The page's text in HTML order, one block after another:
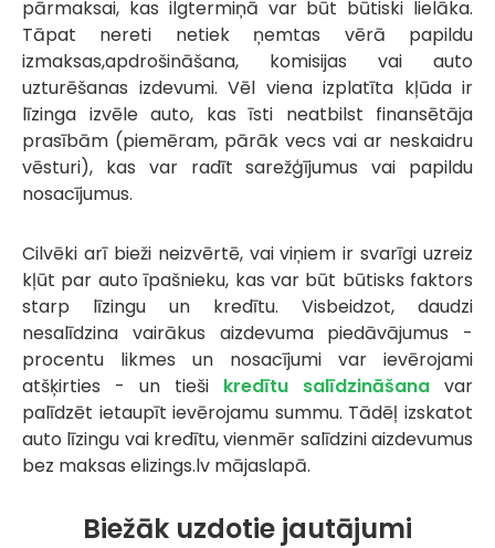
pārmaksai, kas ilgtermiņā var būt būtiski lielāka.
Tāpat nereti netiek ņemtas vērā papildu
izmaksas,apdrošināšana, komisijas vai auto
uzturēšanas izdevumi. Vēl viena izplatīta kļūda ir
līzinga izvēle auto, kas īsti neatbilst finansētāja
prasībām (piemēram, pārāk vecs vai ar neskaidru
vēsturi), kas var radīt sarežģījumus vai papildu
nosacījumus.
Cilvēki arī bieži neizvērtē, vai viņiem ir svarīgi uzreiz
kļūt par auto īpašnieku, kas var būt būtisks faktors
starp līzingu un kredītu. Visbeidzot, daudzi
nesalīdzina vairākus aizdevuma piedāvājumus -
procentu likmes un nosacījumi var ievērojami
atšķirties - un tieši kredītu salīdzināšana var
palīdzēt ietaupīt ievērojamu summu. Tādēļ izskatot
auto līzingu vai kredītu, vienmēr salīdzini aizdevumus
bez maksas elizings.lv mājaslapā.
Biežāk uzdotie jautājumi